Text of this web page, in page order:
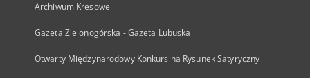
Archiwum Kresowe
Gazeta Zielonogórska - Gazeta Lubuska
Otwarty Międzynarodowy Konkurs na Rysunek Satyryczny